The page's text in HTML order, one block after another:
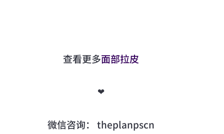
查看更多面部拉皮
❤
微信咨询： theplanpscn